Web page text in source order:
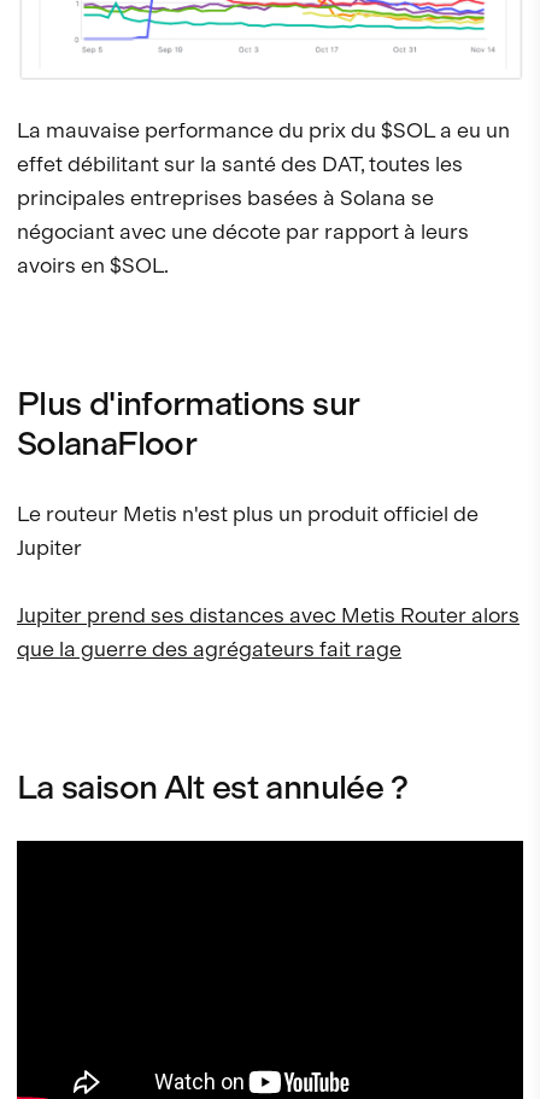
La mauvaise performance du prix du $SOL a eu un
effet débilitant sur la santé des DAT, toutes les
principales entreprises basées à Solana se
négociant avec une décote par rapport à leurs
avoirs en $SOL.
Plus d'informations sur
SolanaFloor
Le routeur Metis n'est plus un produit officiel de
Jupiter
Jupiter prend ses distances avec Metis Router alors
que la guerre des agrégateurs fait rage
La saison Alt est annulée ?